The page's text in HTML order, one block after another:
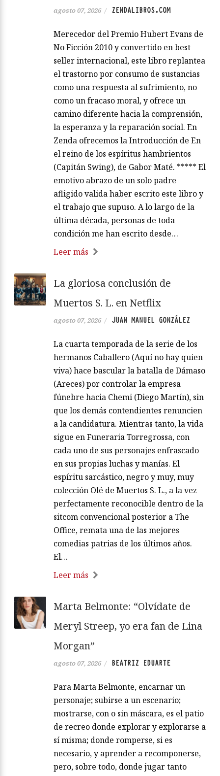
agosto 07, 2026 / ZENDALIBROS.COM
Merecedor del Premio Hubert Evans de
No Ficción 2010 y convertido en best
seller internacional, este libro replantea
el trastorno por consumo de sustancias
como una respuesta al sufrimiento, no
como un fracaso moral, y ofrece un
camino diferente hacia la comprensión,
la esperanza y la reparación social. En
Zenda ofrecemos la Introducción de En
el reino de los espíritus hambrientos
(Capitán Swing), de Gabor Maté. ***** El
emotivo abrazo de un solo padre
afligido valida haber escrito este libro y
el trabajo que supuso. A lo largo de la
última década, personas de toda
condición me han escrito desde…
Leer más
La gloriosa conclusión de
Muertos S. L. en Netflix
agosto 07, 2026 / JUAN MANUEL GONZÁLEZ
La cuarta temporada de la serie de los
hermanos Caballero (Aquí no hay quien
viva) hace bascular la batalla de Dámaso
(Areces) por controlar la empresa
fúnebre hacia Chemi (Diego Martín), sin
que los demás contendientes renuncien
a la candidatura. Mientras tanto, la vida
sigue en Funeraria Torregrossa, con
cada uno de sus personajes enfrascado
en sus propias luchas y manías. El
espíritu sarcástico, negro y muy, muy
colección Olé de Muertos S. L., a la vez
perfectamente reconocible dentro de la
sitcom convencional posterior a The
Office, remata una de las mejores
comedias patrias de los últimos años.
El…
Leer más
Marta Belmonte: “Olvídate de
Meryl Streep, yo era fan de Lina
Morgan”
agosto 07, 2026 / BEATRIZ EDUARTE
Para Marta Belmonte, encarnar un
personaje; subirse a un escenario;
mostrarse, con o sin máscara, es el patio
de recreo donde explorar y explorarse a
sí misma; donde romperse, si es
necesario, y aprender a recomponerse,
pero, sobre todo, donde jugar tanto